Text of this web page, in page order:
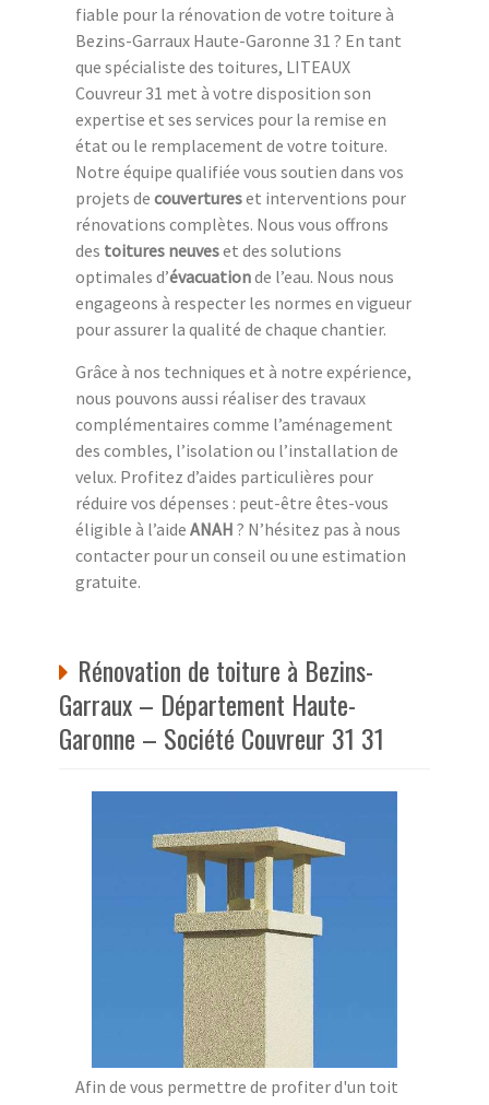
fiable pour la rénovation de votre toiture à
Bezins-Garraux Haute-Garonne 31 ? En tant
que spécialiste des toitures, LITEAUX
Couvreur 31 met à votre disposition son
expertise et ses services pour la remise en
état ou le remplacement de votre toiture.
Notre équipe qualifiée vous soutien dans vos
projets de couvertureset interventions pour
rénovations complètes. Nous vous offrons
des toitures neuveset des solutions
optimales d’évacuationde l’eau. Nous nous
engageons à respecter les normes en vigueur
pour assurer la qualité de chaque chantier.
Grâce à nos techniques et à notre expérience,
nous pouvons aussi réaliser des travaux
complémentaires comme l’aménagement
des combles, l’isolation ou l’installation de
velux. Profitez d’aides particulières pour
réduire vos dépenses : peut-être êtes-vous
éligible à l’aide ANAH ? N’hésitez pas à nous
contacter pour un conseil ou une estimation
gratuite.
Rénovation de toiture à Bezins-
Garraux – Département Haute-
Garonne – Société Couvreur 31 31
Afin de vous permettre de profiter d'un toit